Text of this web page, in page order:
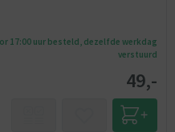
17:00 uur besteld, dezelfde werkdag
verstuurd
49,-